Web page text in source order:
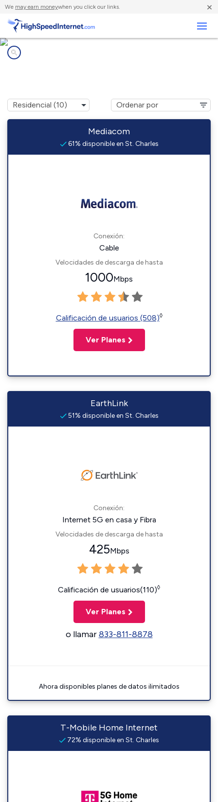
We may earn moneywhen you click our links. ×
Mediacom
61% disponible en St. Charles
Conexión:
Cable
Velocidades de descarga de hasta
1000Mbps
Calificación de usuarios (508)◊
Ver Planes
EarthLink
51% disponible en St. Charles
Conexión:
Internet 5G en casa y Fibra
Velocidades de descarga de hasta
425Mbps
Calificación de usuarios(110)◊
Ver Planes
o llamar833-811-8878
Ahora disponibles planes de datos ilimitados
T-Mobile Home Internet
72% disponible en St. Charles